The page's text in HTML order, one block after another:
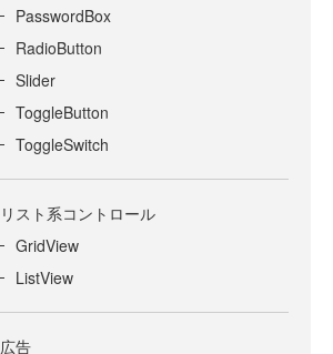
PasswordBox
RadioButton
Slider
ToggleButton
ToggleSwitch
リスト系コントロール
GridView
ListView
広告